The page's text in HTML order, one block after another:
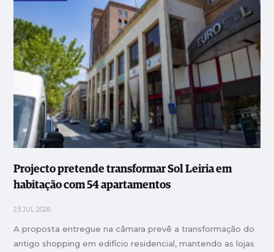
Projecto pretende transformar Sol Leiria em
habitação com 54 apartamentos
23 JUL 2026
A proposta entregue na câmara prevê a transformação do
antigo shopping em edifício residencial, mantendo as lojas